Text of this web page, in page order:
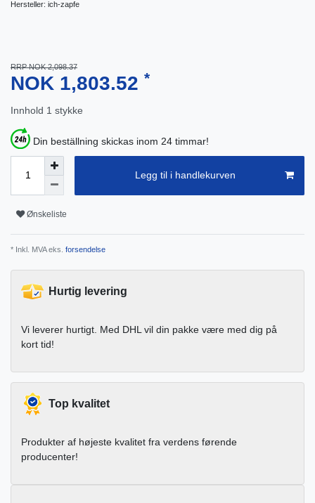
Hersteller: ich-zapfe
RRP NOK 2,098.37
NOK 1,803.52 *
Innhold 1 stykke
Din beställning skickas inom 24 timmar!
Legg til i handlekurven
Ønskeliste
* Inkl. MVA eks. forsendelse
Hurtig levering
Vi leverer hurtigt. Med DHL vil din pakke være med dig på
kort tid!
Top kvalitet
Produkter af højeste kvalitet fra verdens førende
producenter!